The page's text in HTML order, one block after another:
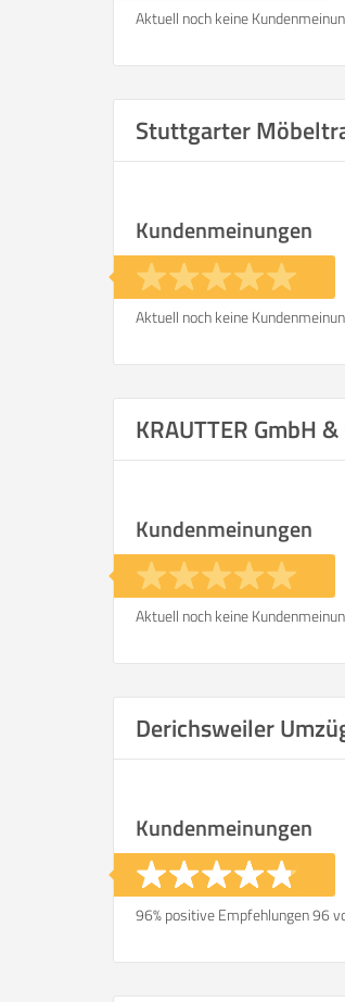
Aktuell noch keine
Stuttgarter
Kundenmeinungen
Aktuell noch keine
KRAUTTER GmbH &
Kundenmeinungen
Aktuell noch keine
Derichsweiler
Kundenmeinungen
96% positive Empfehlungen 96